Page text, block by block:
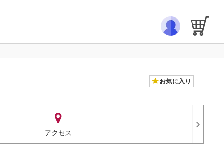
お気に入り
アクセス